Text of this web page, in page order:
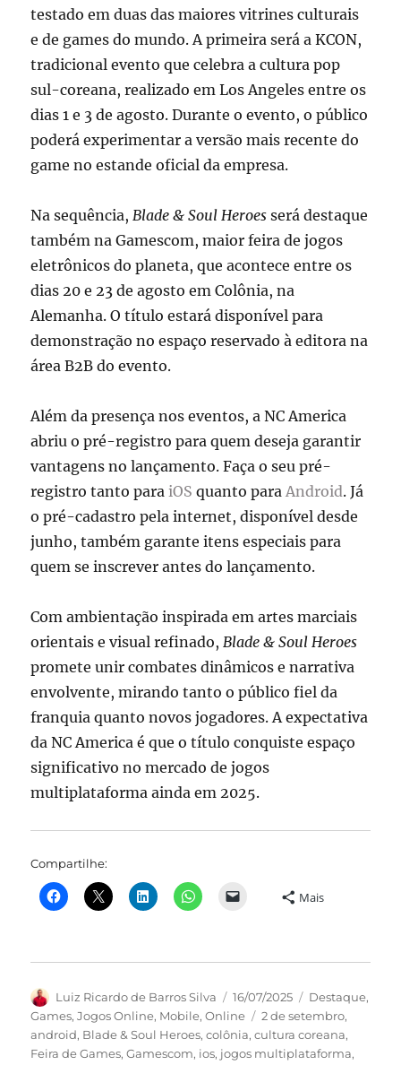
testado em duas das maiores vitrines culturais
e de games do mundo. A primeira será a KCON,
tradicional evento que celebra a cultura pop
sul-coreana, realizado em Los Angeles entre os
dias 1 e 3 de agosto. Durante o evento, o público
poderá experimentar a versão mais recente do
game no estande oficial da empresa.
Na sequência,Blade & Soul Heroes será destaque
também na Gamescom, maior feira de jogos
eletrônicos do planeta, que acontece entre os
dias 20 e 23 de agosto em Colônia, na
Alemanha. O título estará disponível para
demonstração no espaço reservado à editora na
área B2B do evento.
Além da presença nos eventos, a NC America
abriu o pré-registro para quem deseja garantir
vantagens no lançamento. Faça o seu pré-
registro tanto paraiOS quanto paraAndroid. Já
o pré-cadastro pela internet, disponível desde
junho, também garante itens especiais para
quem se inscrever antes do lançamento.
Com ambientação inspirada em artes marciais
orientais e visual refinado,Blade & Soul Heroes
promete unir combates dinâmicos e narrativa
envolvente, mirando tanto o público fiel da
franquia quanto novos jogadores. A expectativa
da NC America é que o título conquiste espaço
significativo no mercado de jogos
multiplataforma ainda em 2025.
Compartilhe:
Mais
Autor
Luiz Ricardo de Barros Silva
Publicado
em
16/07/2025 Categorias
Destaque,
Games,Jogos Online, Mobile,Online Tags
2 de setembro,
android, Blade & Soul Heroes,colônia,cultura coreana,
Feira de Games,Gamescom, ios, jogos multiplataforma,